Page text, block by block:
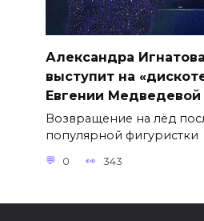
Александра
выступит на
Евгении Медведевой
Возвращение на лёд
популярной фигуристки
0 343